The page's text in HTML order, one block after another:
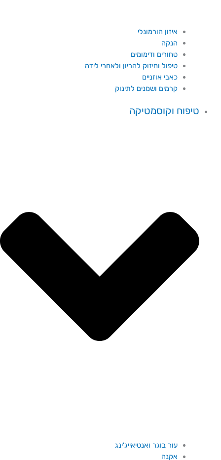
איזון הורמונלי
הנקה
טחורים ודימומים
טיפול וחיזוק להריון ולאחרי לידה
כאבי אוזניים
קרמים ושמנים לתינוק
טיפוח וקוסמטיקה
עור בוגר ואנטיאייג'ינג
אקנה